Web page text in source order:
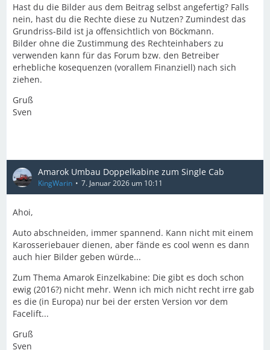
Hast du die Bilder aus dem Beitrag selbst angefertig? Falls
nein, hast du die Rechte diese zu Nutzen? Zumindest das
Grundriss-Bild ist ja offensichtlich von Böckmann.
Bilder ohne die Zustimmung des Rechteinhabers zu
verwenden kann für das Forum bzw. den Betreiber
erhebliche kosequenzen (vorallem Finanziell) nach sich
ziehen.
Gruß
Sven
Amarok Umbau Doppelkabine zum Single Cab
KingWarin 7. Januar 2026 um 10:11
Ahoi,
Auto abschneiden, immer spannend. Kann nicht mit einem
Karosseriebauer dienen, aber fände es cool wenn es dann
auch hier Bilder geben würde...
Zum Thema Amarok Einzelkabine: Die gibt es doch schon
ewig (2016?) nicht mehr. Wenn ich mich nicht recht irre gab
es die (in Europa) nur bei der ersten Version vor dem
Facelift...
Gruß
Sven